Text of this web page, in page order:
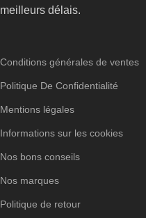
Conditions générales de ventes
Politique De Confidentialité
Mentions légales
Informations sur les cookies
Nos bons conseils
Nos marques
Politique de retour
meilleurs délais.